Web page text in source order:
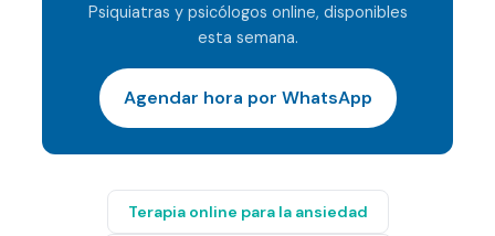
Psiquiatras y psicólogos online, disponibles
esta semana.
Agendar hora por WhatsApp
Terapia online para la ansiedad